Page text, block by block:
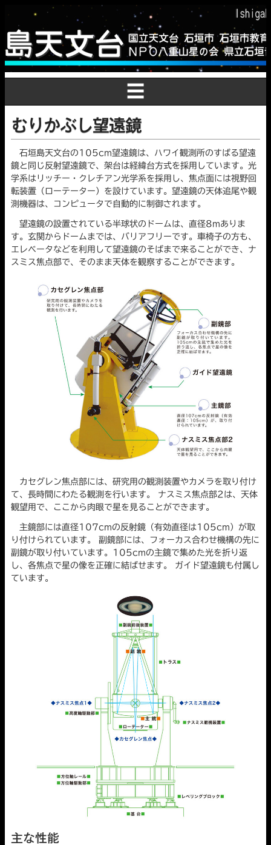
☰
むりかぶし望遠鏡
石垣島天文台の105cm望遠鏡は、ハワイ観測所のすばる望遠
鏡と同じ反射望遠鏡で、架台は経緯台方式を採用しています。光
学系はリッチー・クレチアン光学系を採用し、焦点面には視野回
転装置（ローテーター）を設けています。望遠鏡の天体追尾や観
測機器は、コンピュータで自動的に制御されます。
望遠鏡の設置されている半球状のドームは、直径8mありま
す。玄関からドームまでは、バリアフリーです。車椅子の方も、
エレベータなどを利用して望遠鏡のそばまで来ることができ、ナ
スミス焦点部で、そのまま天体を観察することができます。
カセグレン焦点部には、研究用の観測装置やカメラを取り付け
て、長時間にわたる観測を行います。 ナスミス焦点部2は、天体
観望用で、ここから肉眼で星を見ることができます。
主鏡部には直径107cmの反射鏡（有効直径は105cm）が取
り付けられています。 副鏡部には、フォーカス合わせ機構の先に
副鏡が取り付いています。105cmの主鏡で集めた光を折り返
し、各焦点で星の像を正確に結ばせます。 ガイド望遠鏡も付属し
ています。
主な性能